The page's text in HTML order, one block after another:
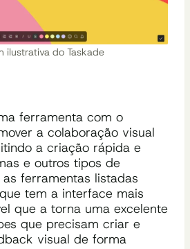
ilustrativa do Taskade
ferramenta com o
a colaboração visual
a criação rápida e
e outros tipos de
ferramentas listadas
tem a interface mais
que a torna uma excelente
que precisam criar e
visual de forma